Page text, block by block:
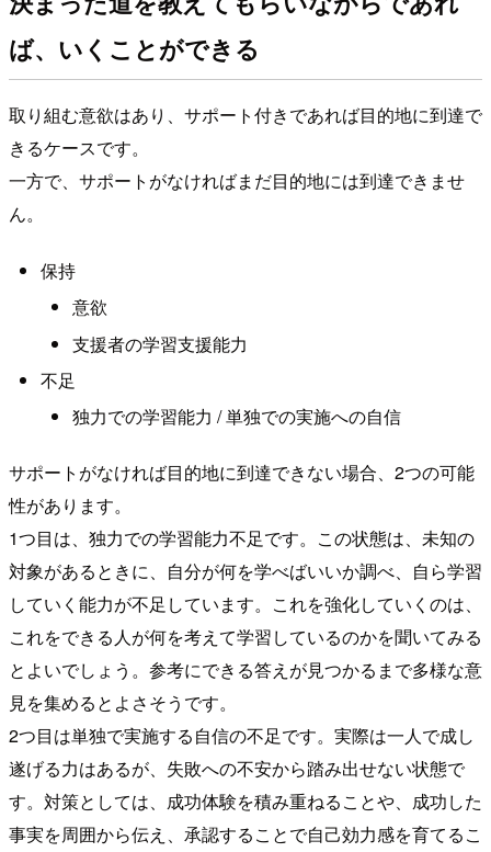
ば、いくことができる
取り組む意欲はあり、サポート付きであれば目的地に到達で
きるケースです。
一方で、サポートがなければまだ目的地には到達できませ
ん。
保持
意欲
支援者の学習支援能力
不足
独力での学習能力 / 単独での実施への自信
サポートがなければ目的地に到達できない場合、2つの可能
性があります。
1つ目は、独力での学習能力不足です。この状態は、未知の
対象があるときに、自分が何を学べばいいか調べ、自ら学習
していく能力が不足しています。これを強化していくのは、
これをできる人が何を考えて学習しているのかを聞いてみる
とよいでしょう。参考にできる答えが見つかるまで多様な意
見を集めるとよさそうです。
2つ目は単独で実施する自信の不足です。実際は一人で成し
遂げる力はあるが、失敗への不安から踏み出せない状態で
す。対策としては、成功体験を積み重ねることや、成功した
事実を周囲から伝え、承認することで自己効力感を育てるこ